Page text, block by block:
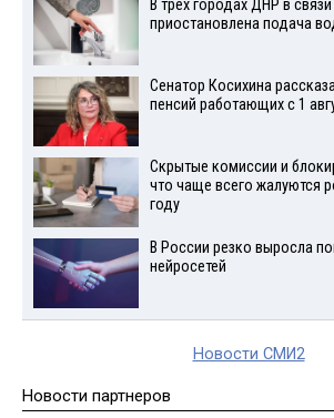
В трех городах ДНР в
приостановлена подача
Сенатор Косихина
пенсий работающих с 1
Скрытые комиссии и
что чаще всего жалуются
году
В России резко выросла
нейросетей
Новости СМИ2
Новости партнеров